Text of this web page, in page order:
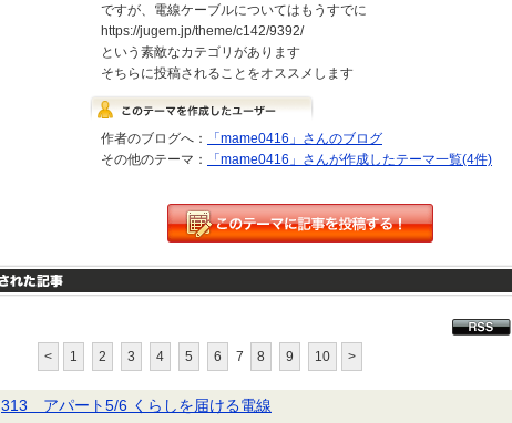
ですが、電線ケーブルについてはもうすでに
https://jugem.jp/theme/c142/9392/
という素敵なカテゴリがあります
そちらに投稿されることをオススメします
作者のブログへ：
「mame0416」さんのブログ
その他のテーマ：
「mame0416」さんが作成したテーマ一覧(4件)
< 1 2 3 4 5 6 7 8 9 10 >
313 アパート5/6 くらしを届ける電線